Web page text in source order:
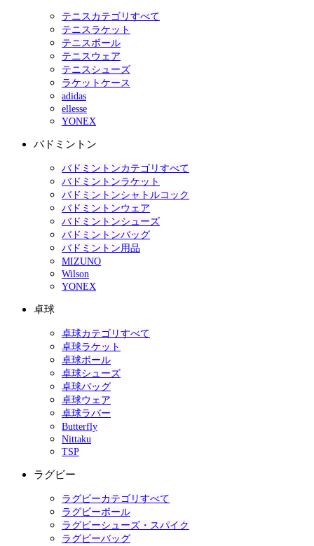
テニスカテゴリすべて
テニスラケット
テニスボール
テニスウェア
テニスシューズ
ラケットケース
adidas
ellesse
YONEX
バドミントン
バドミントンカテゴリすべて
バドミントンラケット
バドミントンシャトルコック
バドミントンウェア
バドミントンシューズ
バドミントンバッグ
バドミントン用品
MIZUNO
Wilson
YONEX
卓球
卓球カテゴリすべて
卓球ラケット
卓球ボール
卓球シューズ
卓球バッグ
卓球ウェア
卓球ラバー
Butterfly
Nittaku
TSP
ラグビー
ラグビーカテゴリすべて
ラグビーボール
ラグビーシューズ・スパイク
ラグビーバッグ